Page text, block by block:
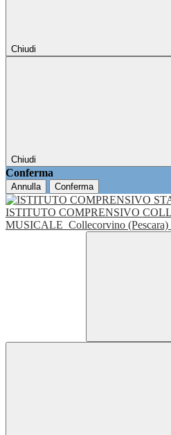
Chiudi
Chiudi
Conferma
Annulla Conferma
ISTITUTO COMPRENSIVO
MUSICALE Collecorvino (Pescara)